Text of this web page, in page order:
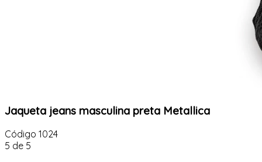
Jaqueta jeans masculina preta Metallica
Código 1024
5 de 5